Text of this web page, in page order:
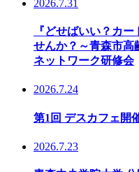
2026.7.31
『どせばいい？カ
せんか？～青森市高
ネットワーク研修会
2026.7.24
第1回 デスカフェ開
2026.7.23